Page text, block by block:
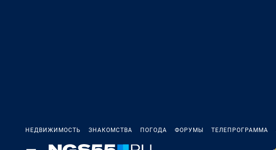
НЕДВИЖИМОСТЬ ЗНАКОМСТВА ПОГОДА ФОРУМЫ ТЕЛЕПРОГРАММА